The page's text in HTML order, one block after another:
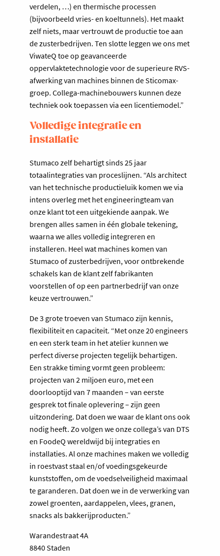
verdelen, …) en thermische processen
(bijvoorbeeld vries- en koeltunnels). Het maakt
zelf niets, maar vertrouwt de productie toe aan
de zusterbedrijven. Ten slotte leggen we ons met
ViwateQ toe op geavanceerde
oppervlaktetechnologie voor de superieure RVS-
afwerking van machines binnen de Sticomax-
groep. Collega-machinebouwers kunnen deze
techniek ook toepassen via een licentiemodel.”
Volledige integratie en
installatie
Stumaco zelf behartigt sinds 25 jaar
totaalintegraties van proceslijnen. “Als architect
van het technische productieluik komen we via
intens overleg met het engineeringteam van
onze klant tot een uitgekiende aanpak. We
brengen alles samen in één globale tekening,
waarna we alles volledig integreren en
installeren. Heel wat machines komen van
Stumaco of zusterbedrijven, voor ontbrekende
schakels kan de klant zelf fabrikanten
voorstellen of op een partnerbedrijf van onze
keuze vertrouwen.”
De 3 grote troeven van Stumaco zijn kennis,
flexibiliteit en capaciteit. “Met onze 20 engineers
en een sterk team in het atelier kunnen we
perfect diverse projecten tegelijk behartigen.
Een strakke timing vormt geen probleem:
projecten van 2 miljoen euro, met een
doorlooptijd van 7 maanden – van eerste
gesprek tot finale oplevering – zijn geen
uitzondering. Dat doen we waar de klant ons ook
nodig heeft. Zo volgen we onze collega’s van DTS
en FoodeQ wereldwijd bij integraties en
installaties. Al onze machines maken we volledig
in roestvast staal en/of voedingsgekeurde
kunststoffen, om de voedselveiligheid maximaal
te garanderen. Dat doen we in de verwerking van
zowel groenten, aardappelen, vlees, granen,
snacks als bakkerijproducten.”
Warandestraat 4A
8840 Staden